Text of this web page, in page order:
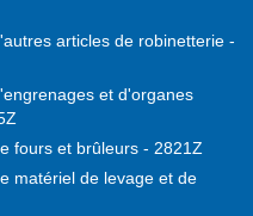
articles de robinetterie -
et d'organes
fours et brûleurs - 2821Z
matériel de levage et de